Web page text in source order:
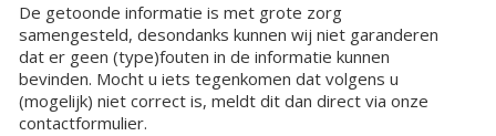
De getoonde informatie is met grote zorg
samengesteld, desondanks kunnen wij niet garanderen
dat er geen (type)fouten in de informatie kunnen
bevinden. Mocht u iets tegenkomen dat volgens u
(mogelijk) niet correct is, meldt dit dan direct via onze
contactformulier.